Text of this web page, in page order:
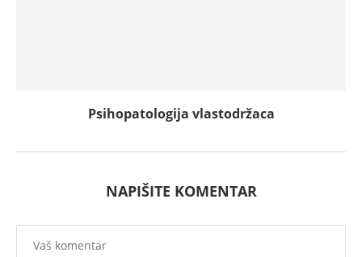
Psihopatologija vlastodržaca
NAPIŠITE KOMENTAR